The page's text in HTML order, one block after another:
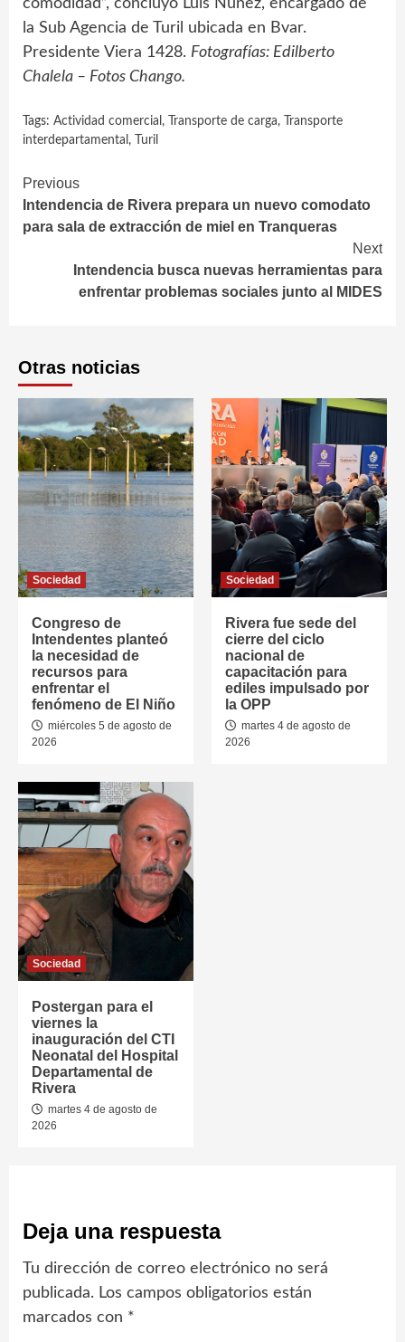
la Sub Agencia de Turil ubicada en Bvar.
Presidente Viera 1428. Fotografías: Edilberto
Chalela – Fotos Chango.
Tags: Actividad comercial , Transporte de carga,
Transporte
interdepartamental , Turil
Continue
Reading
Previous
Intendencia de Rivera prepara un nuevo comodato
para sala de extracción de miel en Tranqueras
Next
Intendencia busca nuevas herramientas para
enfrentar problemas sociales junto al MIDES
Otras noticias
Sociedad
Congreso de
Intendentes planteó
la necesidad de
recursos para
enfrentar el
fenómeno de El Niño
miércoles 5 de agosto de
2026
Sociedad
Rivera fue sede del
cierre del ciclo
nacional de
capacitación para
ediles impulsado por
la OPP
martes 4 de agosto de
2026
Sociedad
Postergan para el
viernes la
inauguración del CTI
Neonatal del Hospital
Departamental de
Rivera
martes 4 de agosto de
2026
Deja una respuesta
Tu dirección de correo electrónico no será
publicada. Los campos obligatorios están
marcados con *